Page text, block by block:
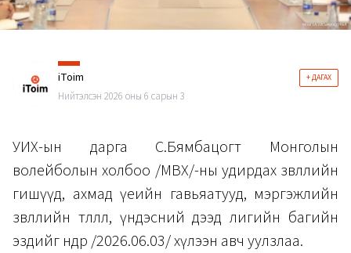
iToim + ДАГАХ
Нийтэлсэн 2026 оны 6 сарын 3
УИХ-ын дарга С.Бямбацогт
Монголын
волейболын холбоо /МВХ/-ны удирдах зөвлөлийн
гишүүд, ахмад үеийн гавьяатууд, мэргэжлийн
зөвлөлийн төлөөлөл, үндэсний дээд лигийн багийн
эздийг өнөөдөр /2026.06.03/ хүлээн авч уулзлаа.